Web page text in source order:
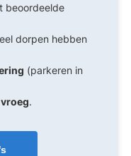
beoordeelde
dorpen hebben
(parkeren in
.